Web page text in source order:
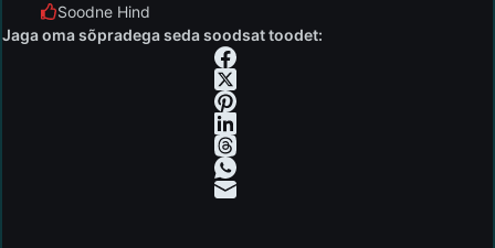
Soodne Hind
Jaga oma sõpradega seda soodsat toodet: